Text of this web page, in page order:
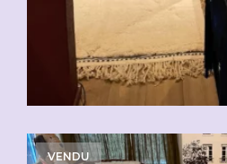
VENDU